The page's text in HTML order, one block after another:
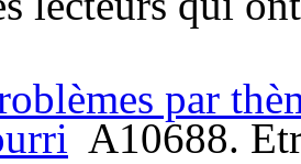
par
A10688.